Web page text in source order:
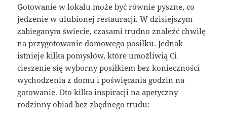
Gotowanie w lokalu może być równie pyszne, co
jedzenie w ulubionej restauracji. W dzisiejszym
zabieganym świecie, czasami trudno znaleźć chwilę
na przygotowanie domowego posiłku. Jednak
istnieje kilka pomysłów, które umożliwią Ci
cieszenie się wyborny posiłkiem bez konieczności
wychodzenia z domu i poświęcania godzin na
gotowanie. Oto kilka inspiracji na apetyczny
rodzinny obiad bez zbędnego trudu: